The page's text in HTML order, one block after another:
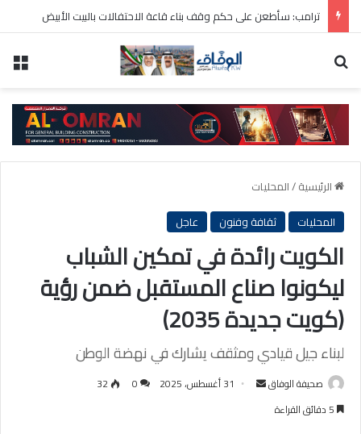
ترامب: سأطعن على حكم وقف بناء قاعة الاحتفالات بالبيت الأبيض
الرئيسية/المحليات
المحليات
ثقافة وفنون عاجل
الكويت رائدة في تمكين الشباب
ليكونوا صناع المستقبل ضمن رؤية
(كويت جديدة 2035)
لبناء جيل قيادي ومثقف يشارك في نهضة الوطن
صحيفة الوفاق
أرسل 31 أغسطس، 2025 0
32